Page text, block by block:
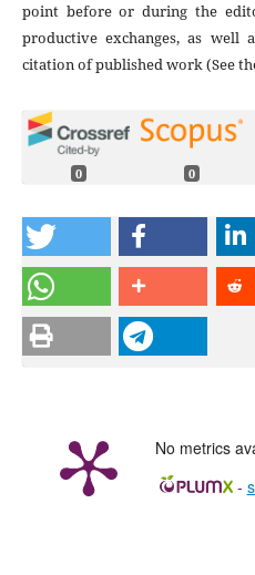
point before or during the
productive exchanges, as well
citation of published work (See
0 0
No metrics
-